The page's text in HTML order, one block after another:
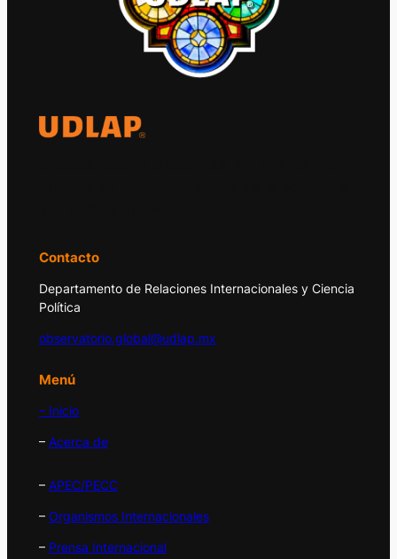
Contacto
Departamento de Relaciones Internacionales y Ciencia
Política
observatorio.global@udlap.mx
Menú
– Inicio
– Acerca de
– APEC/PECC
– Organismos Internacionales
– Prensa Internacional